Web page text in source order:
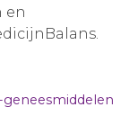
en